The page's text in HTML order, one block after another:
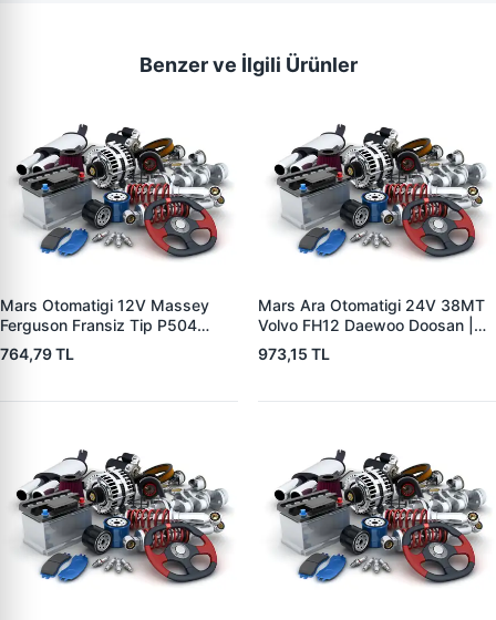
Benzer ve İlgili Ürünler
Mars Otomatigi 12V Massey
Ferguson Fransiz Tip P504
P505 Xxx | ZM 0560
764,79 TL
Mars Ara Otomatigi 24V 38MT
Volvo FH12 Daewoo Doosan |
ZM 4409 | OEM 10512097
973,15 TL